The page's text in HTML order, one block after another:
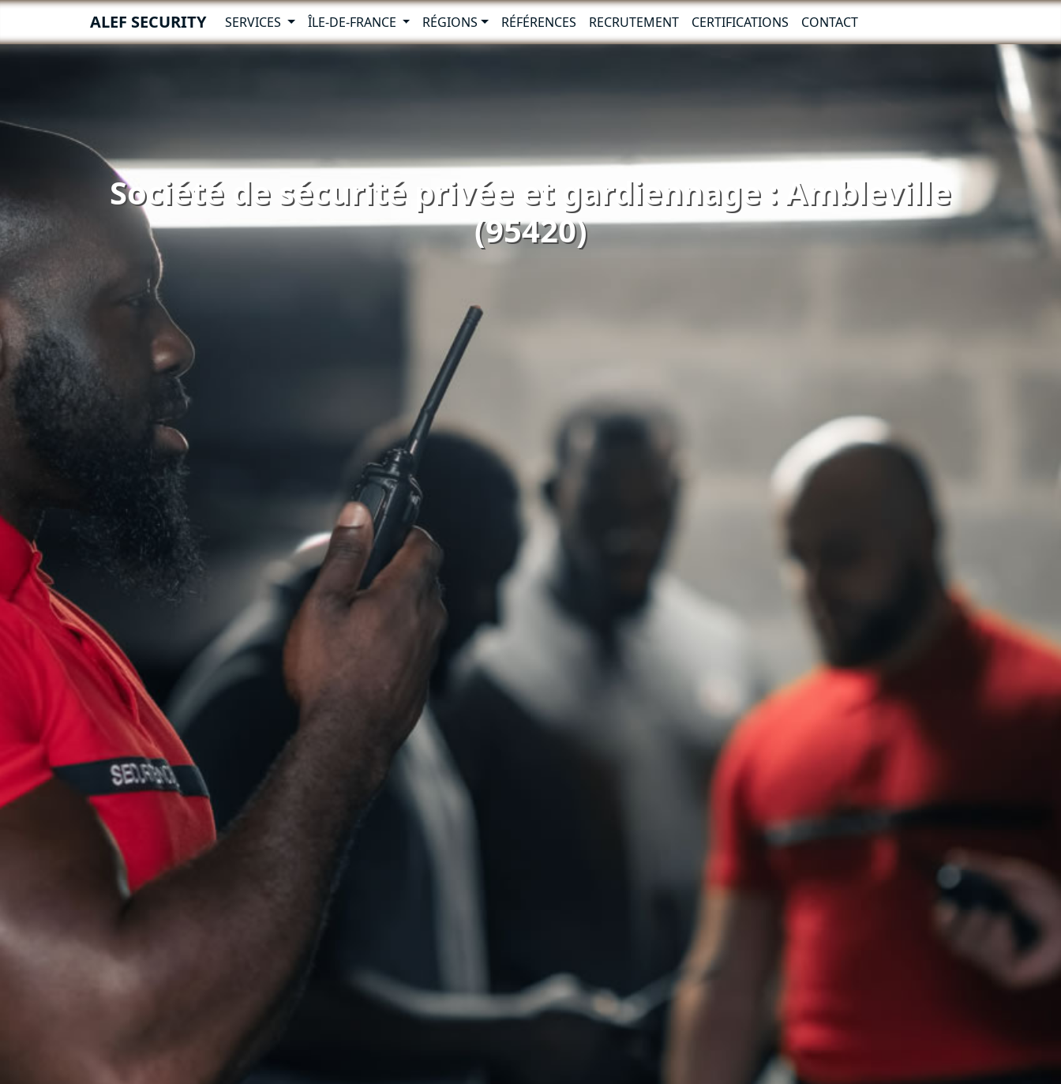
ALEF SECURITY SERVICES ÎLE-DE-FRANCE RÉGIONS RÉFÉRENCES RECRUTEMENT CERTIFICATIONS CONTACT
Société de sécurité privée et gardiennage : Ambleville
(95420)